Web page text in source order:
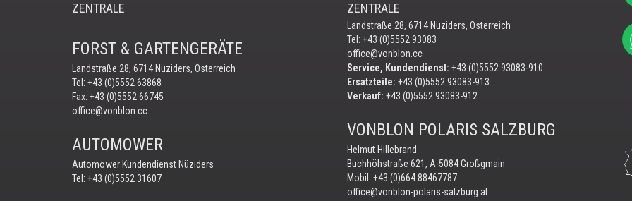
ZENTRALE
FORST & GARTENGERÄTE
Landstraße 28, 6714 Nüziders, Österreich
Tel: +43 (0)5552 63868
Fax: +43 (0)5552 66745
office@vonblon.cc
AUTOMOWER
Automower Kundendienst Nüziders
Tel: +43 (0)5552 31607
ZENTRALE
Landstraße 28, 6714 Nüziders, Österreich
Tel: +43 (0)5552 93083
office@vonblon.cc
Service, Kundendienst: +43 (0)5552 93083-910
Ersatzteile: +43 (0)5552 93083-913
Verkauf: +43 (0)5552 93083-912
VONBLON POLARIS SALZBURG
Helmut Hillebrand
Buchhöhstraße 621, A-5084 Großgmain
Mobil: +43 (0)664 88467787
office@vonblon-polaris-salzburg.at